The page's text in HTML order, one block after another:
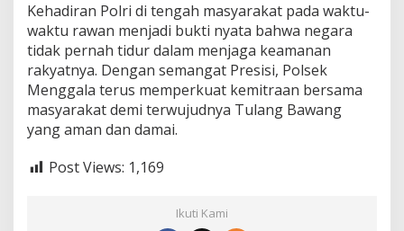
Kehadiran Polri di tengah masyarakat pada waktu-
waktu rawan menjadi bukti nyata bahwa negara
tidak pernah tidur dalam menjaga keamanan
rakyatnya. Dengan semangat Presisi, Polsek
Menggala terus memperkuat kemitraan bersama
masyarakat demi terwujudnya Tulang Bawang
yang aman dan damai.
Post Views: 1,169
Ikuti Kami